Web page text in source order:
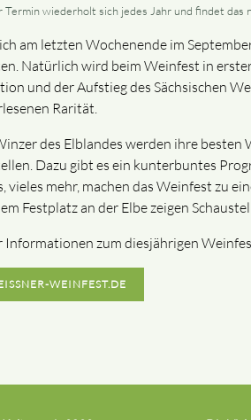
Termin wiederholt sich jedes Jahr und findet das
am letzten Wochenende im
Natürlich wird beim Weinfest in
und der Aufstieg des Sächsischen
Rarität.
des Elblandes werden ihre
Dazu gibt es ein kunterbuntes
vieles mehr, machen das Weinfest zu
Festplatz an der Elbe zeigen
Informationen zum diesjährigen
WEINFEST.DE